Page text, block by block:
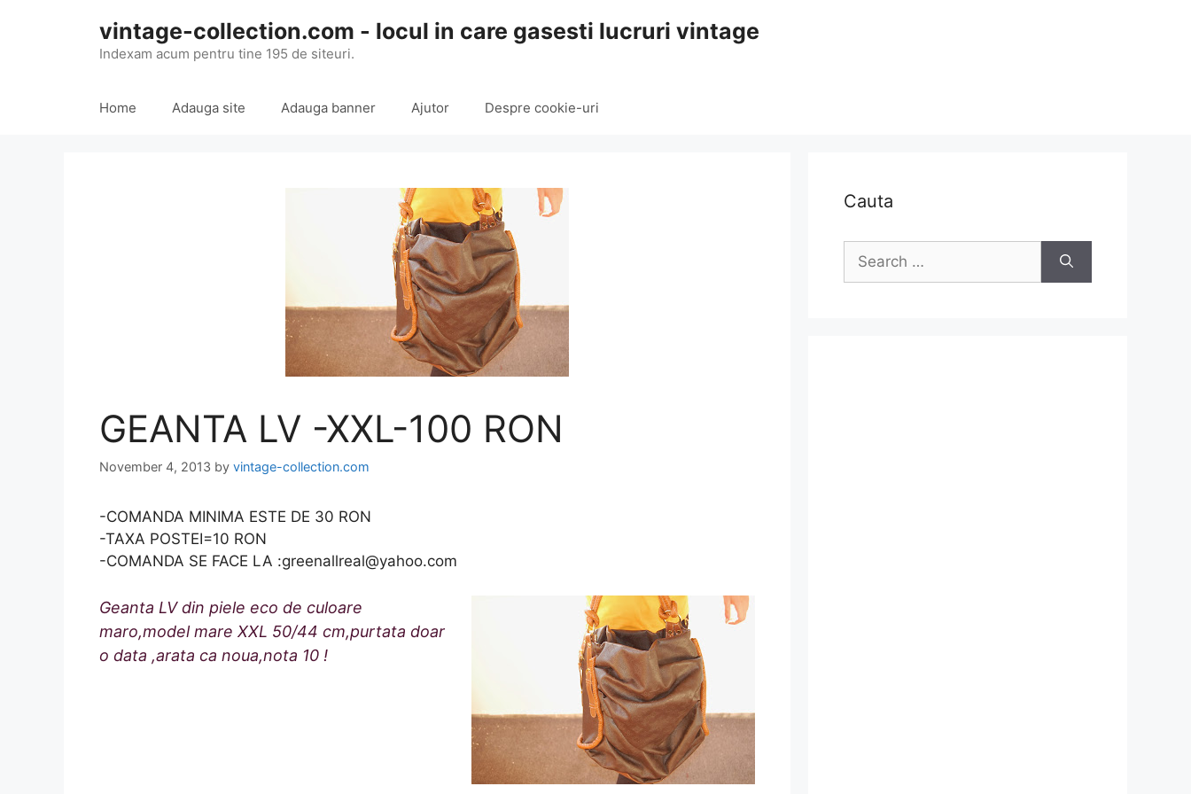
vintage-collection.com - locul in care gasesti lucruri vintage
Indexam acum pentru tine 195 de siteuri.
Home Adauga site Adauga banner Ajutor Despre cookie-uri
GEANTA LV -XXL-100 RON
November 4, 2013 by vintage-collection.com
-COMANDA MINIMA ESTE DE 30 RON
-TAXA POSTEI=10 RON
-COMANDA SE FACE LA :greenallreal@yahoo.com
Geanta LV din piele eco de culoare
maro,model mare XXL 50/44 cm,purtata doar
o data ,arata ca noua,nota 10 !
Cauta
Search
for: